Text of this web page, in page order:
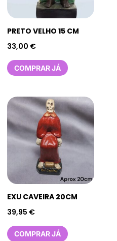
PRETO VELHO 15 CM
33,00 €
COMPRAR JÁ
EXU CAVEIRA 20CM
39,95 €
COMPRAR JÁ